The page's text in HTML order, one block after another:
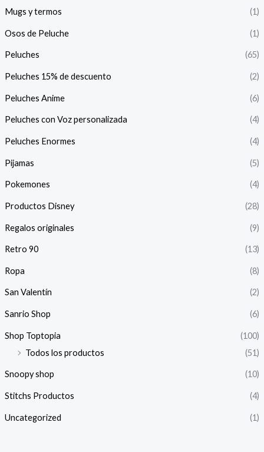
Mugs y termos (1)
Osos de Peluche (1)
Peluches (65)
Peluches 15% de descuento (2)
Peluches Anime (6)
Peluches con Voz personalizada (4)
Peluches Enormes (4)
Pijamas (5)
Pokemones (4)
Productos Disney (28)
Regalos originales (9)
Retro 90 (13)
Ropa (8)
San Valentín (2)
Sanrio Shop (6)
Shop Toptopia
(100)
Todos los productos
(51)
Snoopy shop (10)
Stitchs Productos (4)
Uncategorized (1)